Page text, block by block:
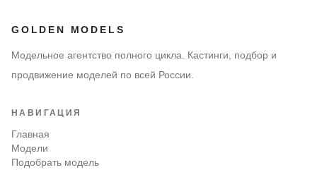
GOLDEN MODELS
Модельное агентство полного цикла. Кастинги, подбор и
продвижение моделей по всей России.
НАВИГАЦИЯ
Главная
Модели
Подобрать модель